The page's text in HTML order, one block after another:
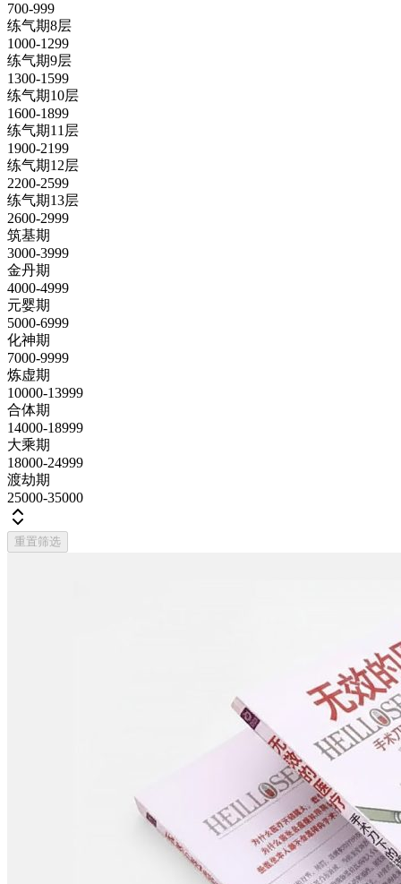
700-999
练气期8层
1000-1299
练气期9层
1300-1599
练气期10层
1600-1899
练气期11层
1900-2199
练气期12层
2200-2599
练气期13层
2600-2999
筑基期
3000-3999
金丹期
4000-4999
元婴期
5000-6999
化神期
7000-9999
炼虚期
10000-13999
合体期
14000-18999
大乘期
18000-24999
渡劫期
25000-35000
重置筛选